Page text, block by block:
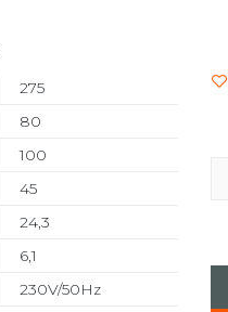
275
80
100
45
24,3
6,1
230V/50Hz